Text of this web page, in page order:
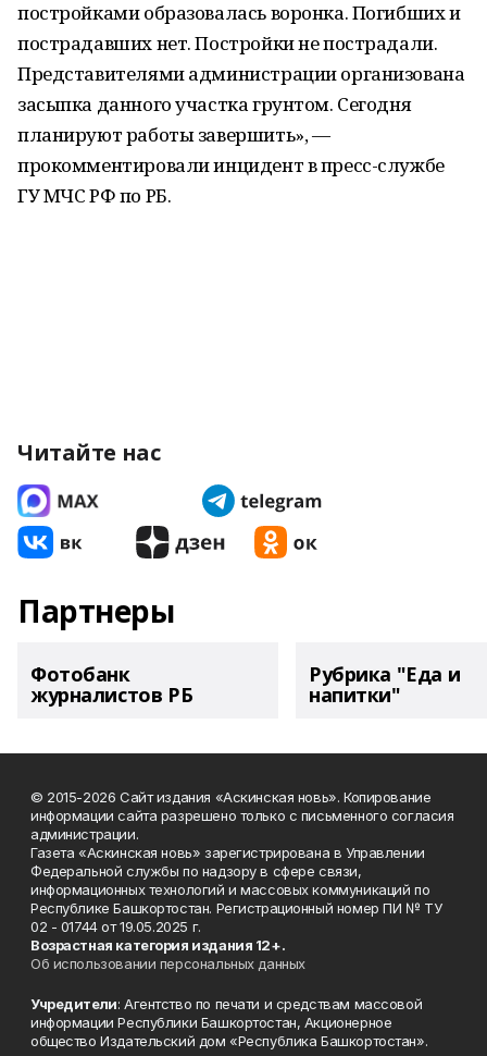
постройками образовалась воронка. Погибших и
пострадавших нет. Постройки не пострадали.
Представителями администрации организована
засыпка данного участка грунтом. Сегодня
планируют работы завершить», —
прокомментировали инцидент в пресс-службе
ГУ МЧС РФ по РБ.
Читайте нас
Партнеры
Фотобанк
журналистов РБ
Рубрика "Еда и
напитки"
© 2015-2026 Сайт издания «Аскинская новь». Копирование
информации сайта разрешено только с письменного согласия
администрации.
Газета «Аскинская новь» зарегистрирована в Управлении
Федеральной службы по надзору в сфере связи,
информационных технологий и массовых коммуникаций по
Республике Башкортостан. Регистрационный номер ПИ № ТУ
02 - 01744 от 19.05.2025 г.
Возрастная категория издания 12+.
Об использовании персональных данных
Учредители: Агентство по печати и средствам массовой
информации Республики Башкортостан, Акционерное
общество Издательский дом «Республика Башкортостан».